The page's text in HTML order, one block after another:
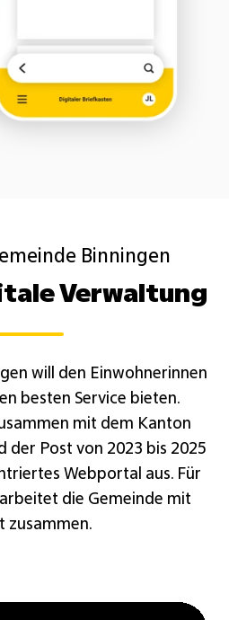
Binningen
Verwaltung
will den Einwohnerinnen
besten Service bieten.
mit dem Kanton
der Post von 2023 bis 2025
Webportal aus. Für
die Gemeinde mit
zusammen.